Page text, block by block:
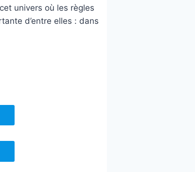
univers où les règles
d’entre elles : dans